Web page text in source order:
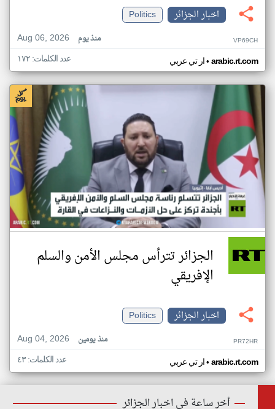
اخبار الجزائر
Politics
Aug 06, 2026
منذ يوم VP69CH
ار تي عربي• arabic.rt.com عدد الكلمات: ١٧٢
الجزائر تترأس مجلس الأمن والسلم
الإفريقي
اخبار الجزائر
Politics
Aug 04, 2026
منذ يومين PR72HR
ار تي عربي• arabic.rt.com عدد الكلمات: ٤٣
أخر ساعة في اخبار الجزائر